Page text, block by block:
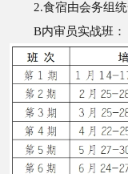
2.食宿由会务组统
B内审员实战班：